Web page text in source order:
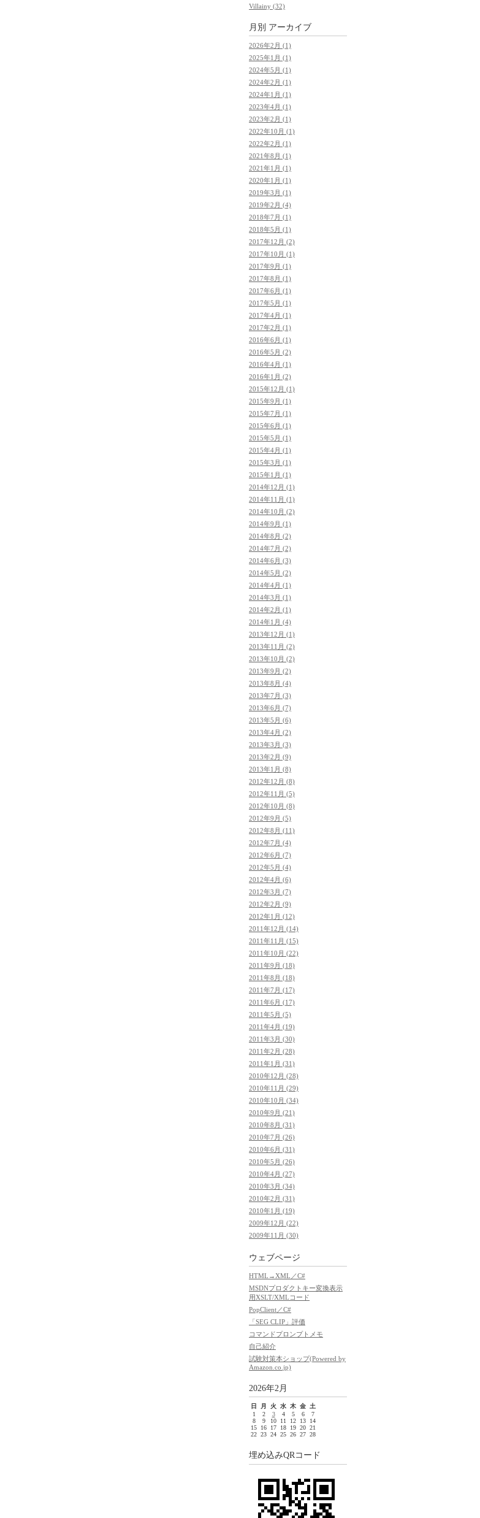
Villainy (32)
月別 アーカイブ
2026年2月 (1)
2025年1月 (1)
2024年5月 (1)
2024年2月 (1)
2024年1月 (1)
2023年4月 (1)
2023年2月 (1)
2022年10月 (1)
2022年2月 (1)
2021年8月 (1)
2021年1月 (1)
2020年1月 (1)
2019年3月 (1)
2019年2月 (4)
2018年7月 (1)
2018年5月 (1)
2017年12月 (2)
2017年10月 (1)
2017年9月 (1)
2017年8月 (1)
2017年6月 (1)
2017年5月 (1)
2017年4月 (1)
2017年2月 (1)
2016年6月 (1)
2016年5月 (2)
2016年4月 (1)
2016年1月 (2)
2015年12月 (1)
2015年9月 (1)
2015年7月 (1)
2015年6月 (1)
2015年5月 (1)
2015年4月 (1)
2015年3月 (1)
2015年1月 (1)
2014年12月 (1)
2014年11月 (1)
2014年10月 (2)
2014年9月 (1)
2014年8月 (2)
2014年7月 (2)
2014年6月 (3)
2014年5月 (2)
2014年4月 (1)
2014年3月 (1)
2014年2月 (1)
2014年1月 (4)
2013年12月 (1)
2013年11月 (2)
2013年10月 (2)
2013年9月 (2)
2013年8月 (4)
2013年7月 (3)
2013年6月 (7)
2013年5月 (6)
2013年4月 (2)
2013年3月 (3)
2013年2月 (9)
2013年1月 (8)
2012年12月 (8)
2012年11月 (5)
2012年10月 (8)
2012年9月 (5)
2012年8月 (11)
2012年7月 (4)
2012年6月 (7)
2012年5月 (4)
2012年4月 (6)
2012年3月 (7)
2012年2月 (9)
2012年1月 (12)
2011年12月 (14)
2011年11月 (15)
2011年10月 (22)
2011年9月 (18)
2011年8月 (18)
2011年7月 (17)
2011年6月 (17)
2011年5月 (5)
2011年4月 (19)
2011年3月 (30)
2011年2月 (28)
2011年1月 (31)
2010年12月 (28)
2010年11月 (29)
2010年10月 (34)
2010年9月 (21)
2010年8月 (31)
2010年7月 (26)
2010年6月 (31)
2010年5月 (26)
2010年4月 (27)
2010年3月 (34)
2010年2月 (31)
2010年1月 (19)
2009年12月 (22)
2009年11月 (30)
ウェブページ
HTML→XML／C#
MSDNプロダクトキー変換表示
用XSLT/XMLコード
PopClient／C#
「SEG CLIP」評価
コマンドプロンプトメモ
自己紹介
試験対策本ショップ(Powered by
Amazon.co.jp)
2026年2月
日 月 火 水 木 金 土
1
2 3 4 5 6
7
8
9 10 11 12 13
14
15
16 17 18 19 20 21
22 23 24 25 26 27 28
埋め込みQRコード